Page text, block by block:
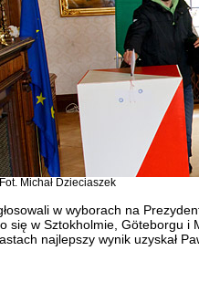
Michał Dzieciaszek
w wyborach na
się w Sztokholmie, Göteborgu i
najlepszy wynik uzyskał